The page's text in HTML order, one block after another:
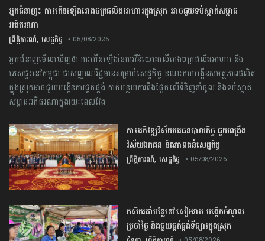
​អ្នកជំនាញ​៖ ​ការ​កើនឡើង​រោងចក្រ​ផលិត​អាហារ​ក្នុង​ស្រុក​ ​អាច​ជួយ​​ទប់ស្កាត់​សម្ពាធ​
អតិផរណា
ព្រឹត្តិការណ៍, សេដ្ឋកិច្ច • 05/08/2026
​​អ្នកជំនាញ​មើលឃើញ​ថា​ ការ​កើនឡើង​នៃ​ការ​វិនិយោគ​លើ​រោងចក្រ​ផលិត​អាហារ​ និង​
ភេសជ្ជៈ​នៅ​កម្ពុជា​ ជា​សញ្ញាណ​វិជ្ជមាន​សម្រាប់​សេដ្ឋកិច្ច​ ​ខណៈ​ការ​បង្កើន​សមត្ថភាព​ផលិត​
ក្នុង​ស្រុក​អាច​ជួយ​បង្កើន​ការ​ផ្គត់ផ្គង់​ ​កាត់បន្ថយ​ការ​ពឹងផ្អែក​លើ​ទំនិញ​នាំចូល​ ​និង​ទប់ស្កាត់​
សម្ពាធ​អតិផរណា​ក្នុង​រយៈពេល​វែង​
ការ​អភិវឌ្ឍ​វិស័យ​បរធន​បាលកិច្ច ​ជួយ​ពង្រឹង​
វិស័យ​ឯកជន ​និង​ភាព​ធន់​សេដ្ឋកិច្ច​
ព្រឹត្តិការណ៍, សេដ្ឋកិច្ច • 05/08/2026
កសិករដាំបន្លែនៅសៀមរាប បង្កើតចំណូល
ប្រចាំថ្ងៃ និងជួយផ្គត់ផ្គង់ទីផ្សារក្នុងស្រុក